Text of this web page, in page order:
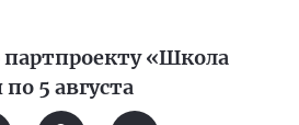
«Школа
5 августа